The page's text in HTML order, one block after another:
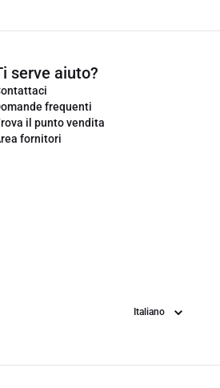
serve aiuto?
frequenti
il punto vendita
fornitori
Lingua